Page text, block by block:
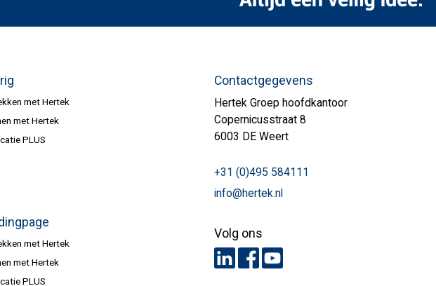
met Hertek
met Hertek
PLUS
met Hertek
met Hertek
PLUS
Contactgegevens
Hertek Groep hoofdkantoor
Copernicusstraat 8
6003 DE Weert
+31 (0)495 584111
info@hertek.nl
Volg ons